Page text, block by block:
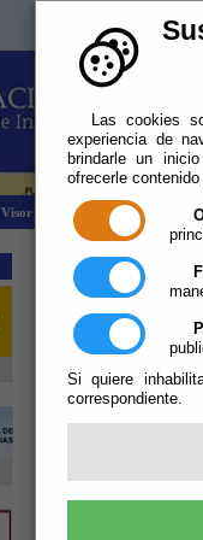
Las cookies
experiencia de
brindarle un
ofrecerle
Si quiere
correspondiente.
Visor Dipalsit Explotación
Aviso Legal
La información
legislación sobre
Los derechos de
Ayuntamiento de ...,
su diseño gráfico y los
obras, a no ser que
de propiedad
distintivos de
perjuicios